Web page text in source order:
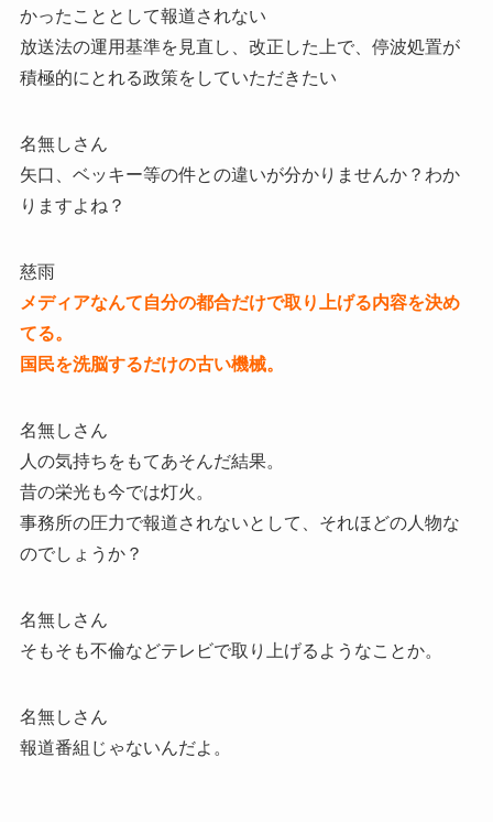
かったこととして報道されない
放送法の運用基準を見直し、改正した上で、停波処置が
積極的にとれる政策をしていただきたい
名無しさん
矢口、ベッキー等の件との違いが分かりませんか？わか
りますよね？
慈雨
メディアなんて自分の都合だけで取り上げる内容を決め
てる。
国民を洗脳するだけの古い機械。
名無しさん
人の気持ちをもてあそんだ結果。
昔の栄光も今では灯火。
事務所の圧力で報道されないとして、それほどの人物な
のでしょうか？
名無しさん
そもそも不倫などテレビで取り上げるようなことか。
名無しさん
報道番組じゃないんだよ。